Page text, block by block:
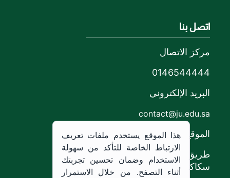
اتصل بنا
مركز الاتصال
0146544444
البريد الإلكتروني
contact@ju.edu.sa
الموقع
طريق الملك خالد،
سكاكا, المملكة العربية السعودية.
هذا الموقع يستخدم ملفات تعريف
الارتباط الخاصة للتأكد من سهولة
الاستخدام وضمان تحسين تجربتك
أثناء التصفح. من خلال الاستمرار